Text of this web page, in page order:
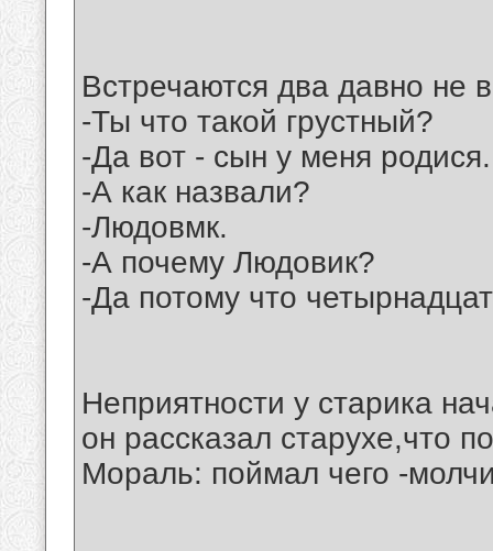
Встречаются два давно не
-Ты что такой грустный?
-Да вот - сын у меня
-А как назвали?
-Людовмк.
-А почему Людовик?
-Да потому что
Неприятности у старика
он рассказал старухе,что
Мораль: поймал чего -